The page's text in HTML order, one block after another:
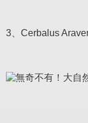
3、Cerbalus